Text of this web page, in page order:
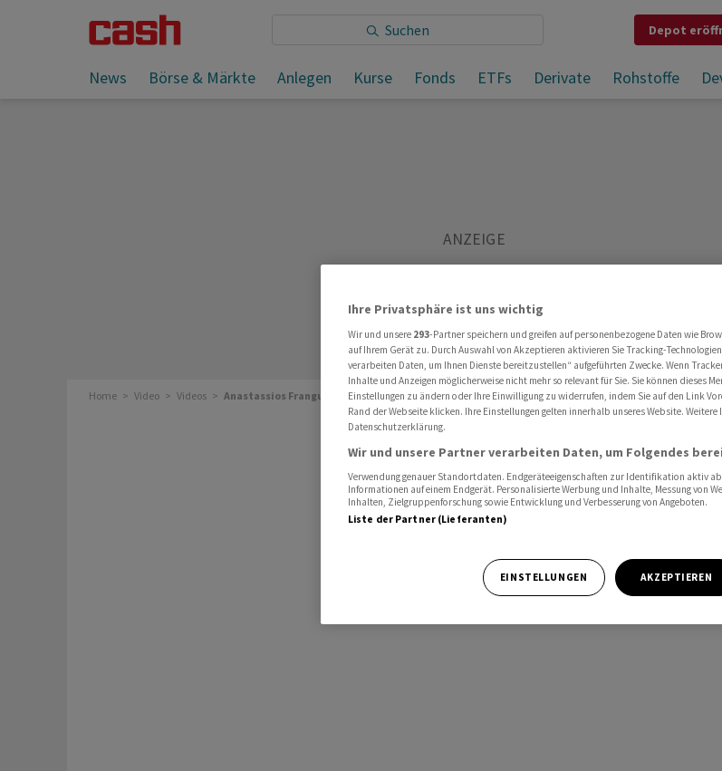
Depot
News Börse & Märkte Anlegen Kurse Fonds ETFs Derivate Rohstoffe
Home Video Videos Anastassios Frangulidis Chefstratege Pictet Asset Management Zürich und Leiter Multi Asset
Ihre Privatsphäre ist uns wichtig
Wir und unsere 293-Partner speichern und greifen auf personenbezogene Daten wie
auf Ihrem Gerät zu. Durch Auswahl von Akzeptieren aktivieren Sie Tracking-
verarbeiten Daten, um Ihnen Dienste bereitzustellen“ aufgeführten Zwecke. Wenn
Inhalte und Anzeigen möglicherweise nicht mehr so relevant für Sie. Sie können dieses
Einstellungen zu ändern oder Ihre Einwilligung zu widerrufen, indem Sie auf den Link
Rand der Webseite klicken. Ihre Einstellungen gelten innerhalb unseres Website.
Datenschutzerklärung.
Wir und unsere Partner verarbeiten Daten, um Folgendes
Verwendung genauer Standortdaten. Endgeräteeigenschaften zur Identifikation aktiv
Informationen auf einem Endgerät. Personalisierte Werbung und Inhalte, Messung von
Inhalten, Zielgruppenforschung sowie Entwicklung und Verbesserung von Angeboten.
Liste der Partner (Lieferanten)
EINSTELLUNGEN AKZEPTIEREN